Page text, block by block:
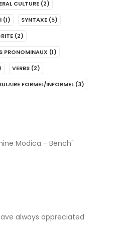
CULTURE (2)
(1) SYNTAXE (5)
(2)
PRONOMINAUX (1)
VERBS (2)
FORMEL/INFORMEL (3)
always appreciated